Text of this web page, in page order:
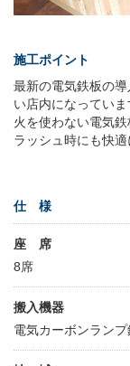
施工ポイント
最新の電気鉄板の
い店内になっていま
火を使わない電気
ラッシュ時にも快適
仕 様
座 席
8席
搬入機器
電気カーボンランプ